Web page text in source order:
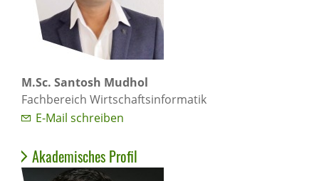
M.Sc. Santosh Mudhol
Fachbereich Wirtschaftsinformatik
E-Mail schreiben
Akademisches Profil